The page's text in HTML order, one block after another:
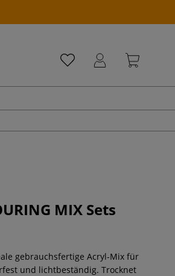
MIX Sets
gebrauchsfertige Acryl-Mix für
und lichtbeständig. Trocknet